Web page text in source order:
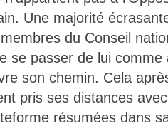
Une majorité
du Conseil
se passer de lui
son chemin. Cela
pris ses distances
résumées dans